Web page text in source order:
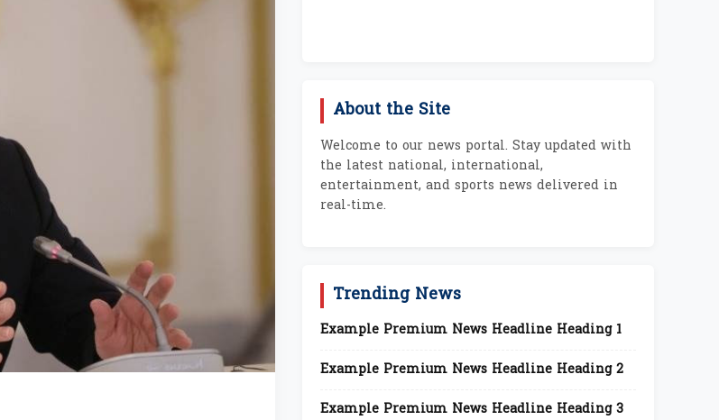
About the Site
Welcome to our news portal. Stay updated with
the latest national, international,
entertainment, and sports news delivered in
real-time.
Trending News
Example Premium News Headline Heading 1
Example Premium News Headline Heading 2
Example Premium News Headline Heading 3